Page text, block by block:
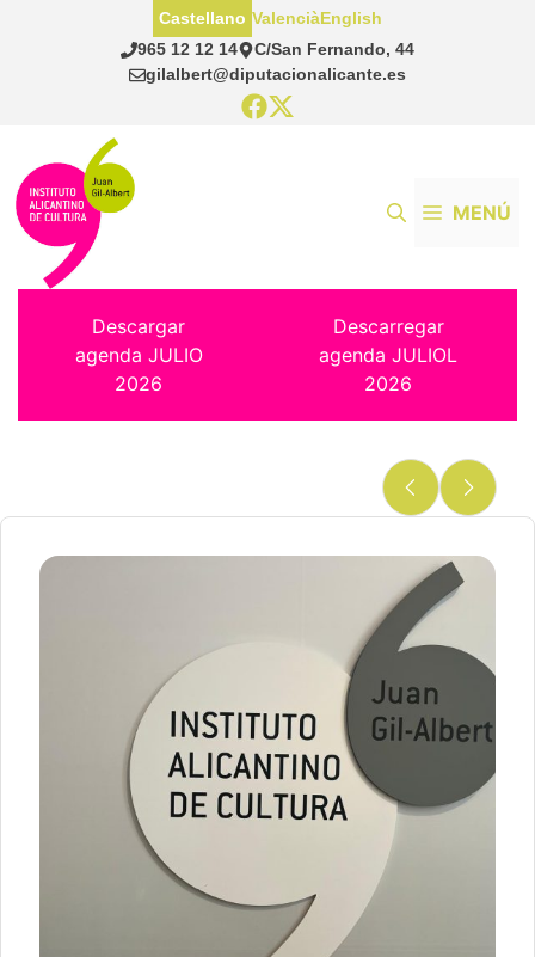
965 12 12 14
C/San Fernando, 44
gilalbert@diputacionalicante.es
Castellano ValenciàEnglish
MENÚ
Descargar
agenda JULIO
2026
Descarregar
agenda JULIOL
2026